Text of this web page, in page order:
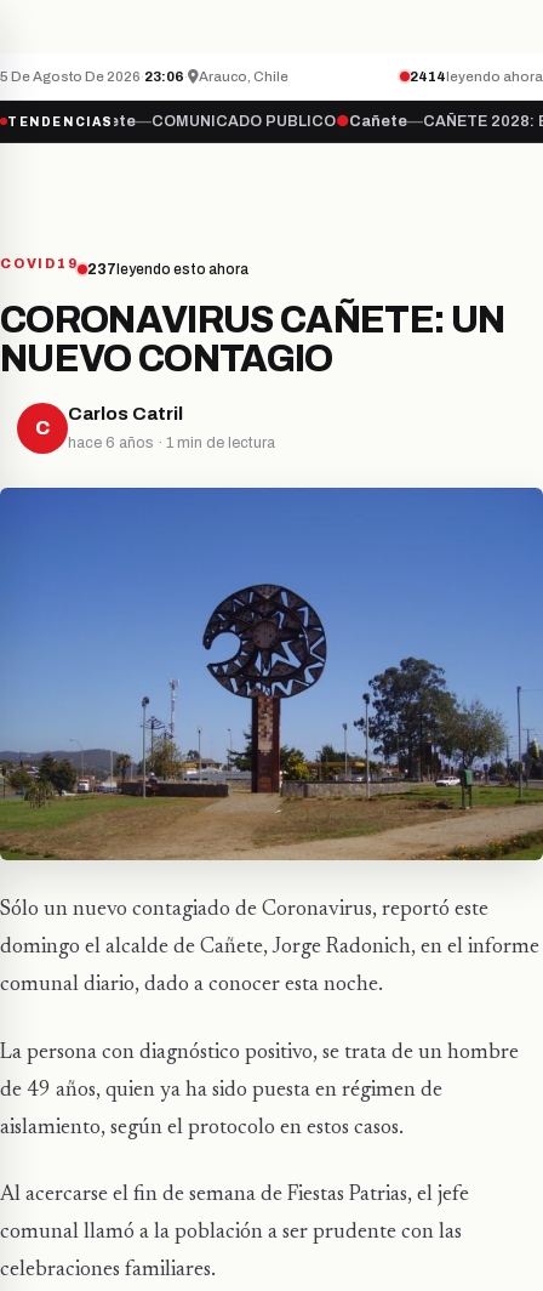
5 De Agosto De 2026·23:06· Arauco, Chile 2414leyendo ahora
TENDENCIAS
●Cañete—COMUNICADO PUBLICO●Cañete—CAÑETE 2028: EL
COVID19 237 leyendo esto ahora
CORONAVIRUS CAÑETE: UN
NUEVO CONTAGIO
C
Carlos Catril
hace 6 años · 1 min de lectura
Sólo un nuevo contagiado de Coronavirus, reportó este
domingo el alcalde de Cañete, Jorge Radonich, en el informe
comunal diario, dado a conocer esta noche.
La persona con diagnóstico positivo, se trata de un hombre
de 49 años, quien ya ha sido puesta en régimen de
aislamiento, según el protocolo en estos casos.
Al acercarse el fin de semana de Fiestas Patrias, el jefe
comunal llamó a la población a ser prudente con las
celebraciones familiares.